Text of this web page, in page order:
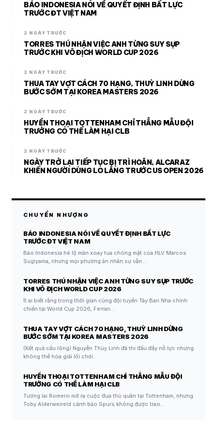
BÁO INDONESIA NÓI VỀ QUYẾT ĐỊNH BẤT LỰC
TRƯỚC ĐT VIỆT NAM
2 NGÀY TRƯỚC
TORRES THÚ NHẬN VIỆC ANH TỪNG SUY SỤP
TRƯỚC KHI VÔ ĐỊCH WORLD CUP 2026
2 NGÀY TRƯỚC
THUA TAY VỢT CÁCH 70 HẠNG, THUỲ LINH DỪNG
BƯỚC SỚM TẠI KOREA MASTERS 2026
2 NGÀY TRƯỚC
HUYỀN THOẠI TOTTENHAM CHỈ THẲNG MẪU ĐỘI
TRƯỞNG CÓ THỂ LÀM HẠI CLB
2 NGÀY TRƯỚC
NGÀY TRỞ LẠI TIẾP TỤC BỊ TRÌ HOÃN, ALCARAZ
KHIẾN NGƯỜI DÙNG LO LẮNG TRƯỚC US OPEN 2026
CHUYỂN NHƯỢNG
BÁO INDONESIA NÓI VỀ QUYẾT ĐỊNH BẤT LỰC
TRƯỚC ĐT VIỆT NAM
Báo Indonesia hé lộ màn xoay tua chóng mặt của HLV Marcos
Sugiyama, nhưng mọi phương án nhân sự vẫn…
TORRES THÚ NHẬN VIỆC ANH TỪNG SUY SỤP TRƯỚC
KHI VÔ ĐỊCH WORLD CUP 2026
Ít ai biết rằng trong thời gian cùng đội tuyển Tây Ban Nha chinh
chiến tại World Cup 2026, Ferran…
THUA TAY VỢT CÁCH 70 HẠNG, THUỲ LINH DỪNG
BƯỚC SỚM TẠI KOREA MASTERS 2026
(Kết quả cầu lông) Nguyễn Thùy Linh đã thi đấu đầy nỗ lực nhưng
không thể hóa giải lối chơi…
HUYỀN THOẠI TOTTENHAM CHỈ THẲNG MẪU ĐỘI
TRƯỞNG CÓ THỂ LÀM HẠI CLB
Tương lai Romero mở ra cuộc đua thủ quân tại Tottenham, nhưng
Toby Alderweireld cảnh báo Spurs không được trao…